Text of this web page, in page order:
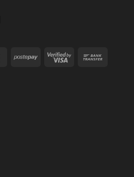
MasterCard
PostepayVisa